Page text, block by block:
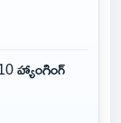
హ్యాంగింగ్